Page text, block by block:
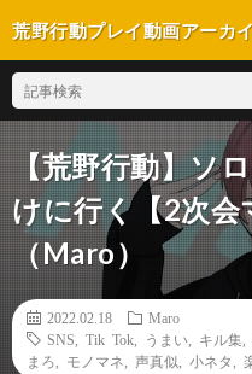
荒野行動プレイ動画アーカ
【荒野行動】ソ
けに行く【2次会
（Maro）
2022.02.18
Maro
SNS
Tik Tok うまい キル集
まろ
モノマネ 声真似 小ネタ